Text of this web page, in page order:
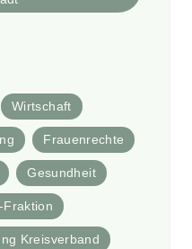
Wirtschaft
Frauenrechte
Gesundheit
Fraktion
Kreisverband